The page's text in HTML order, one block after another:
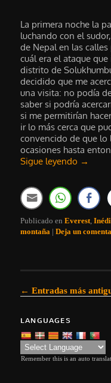
La primera noche la
luchando con el
de Nepal en las
cuál era el ataque
distrito de
decidido que me
una visita: no podía
saber si podría
si me permitirían
ir lo más cerca que
convencido de que lo
ocasiones hasta
Sigue leyendo →
Publicado en Everest ,
montaña |Deja un
Navegación de entradas
← Entradas más
LANGUAGES
Remember this is an auto